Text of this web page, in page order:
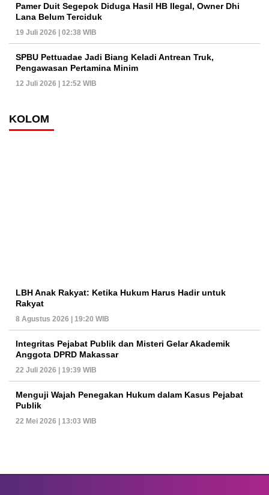
Pamer Duit Segepok Diduga Hasil HB Ilegal, Owner Dhi
Lana Belum Terciduk
19 Juli 2026 | 02:38 WIB
SPBU Pettuadae Jadi Biang Keladi Antrean Truk,
Pengawasan Pertamina Minim
12 Juli 2026 | 12:52 WIB
KOLOM
LBH Anak Rakyat: Ketika Hukum Harus Hadir untuk
Rakyat
8 Agustus 2026 | 19:20 WIB
Integritas Pejabat Publik dan Misteri Gelar Akademik
Anggota DPRD Makassar
22 Juli 2026 | 19:39 WIB
Menguji Wajah Penegakan Hukum dalam Kasus Pejabat
Publik
22 Mei 2026 | 13:03 WIB